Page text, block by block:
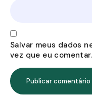
Salvar meus dados
vez que eu comentar.